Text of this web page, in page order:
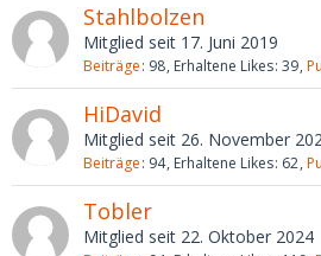
Stahlbolzen
Mitglied seit 17. Juni 2019
Beiträge 98 Erhaltene Likes 39
HiDavid
Mitglied seit 26. November
Beiträge 94 Erhaltene Likes 62
Tobler
Mitglied seit 22. Oktober 2024